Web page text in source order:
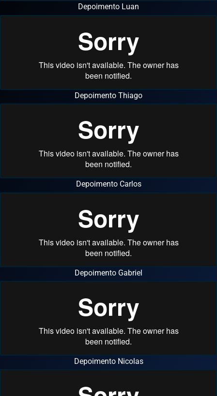
Depoimento Luan
Depoimento Thiago
Depoimento Carlos
Depoimento Gabriel
Depoimento Nicolas